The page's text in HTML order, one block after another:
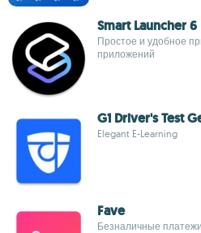
Smart Launcher 6
Простое и удобное
приложений
G1 Driver's Test
Elegant E-Learning
Fave
Безналичные